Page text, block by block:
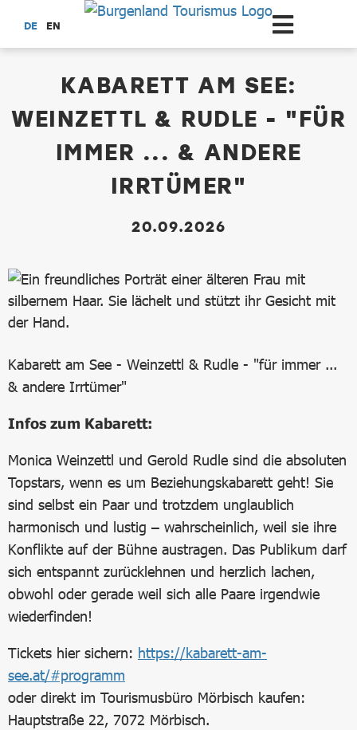
Zum Hauptinhalt springen
DE EN
KABARETT AM SEE:
WEINZETTL & RUDLE - "FÜR
IMMER ... & ANDERE
IRRTÜMER"
20.09.2026
Kabarett am See - Weinzettl & Rudle - "für immer ...
& andere Irrtümer"
Infos zum Kabarett:
Monica Weinzettl und Gerold Rudle sind die absoluten
Topstars, wenn es um Beziehungskabarett geht! Sie
sind selbst ein Paar und trotzdem unglaublich
harmonisch und lustig – wahrscheinlich, weil sie ihre
Konflikte auf der Bühne austragen. Das Publikum darf
sich entspannt zurücklehnen und herzlich lachen,
obwohl oder gerade weil sich alle Paare irgendwie
wiederfinden!
Tickets hier sichern: https://kabarett-am-
see.at/#programm
oder direkt im Tourismusbüro Mörbisch kaufen:
Hauptstraße 22, 7072 Mörbisch.